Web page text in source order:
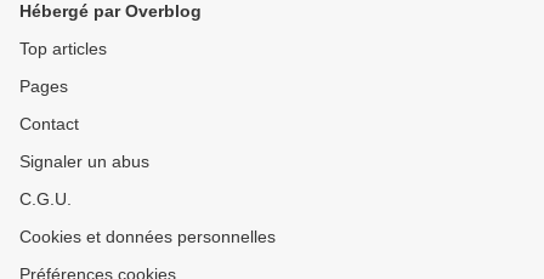
Hébergé par Overblog
Top articles
Pages
Contact
Signaler un abus
C.G.U.
Cookies et données personnelles
Préférences cookies